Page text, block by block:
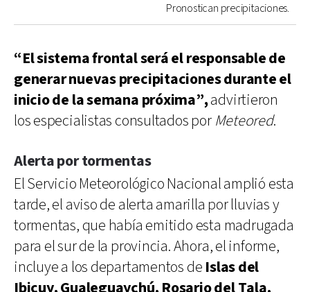
Pronostican precipitaciones.
“El sistema frontal será el responsable de
generar nuevas precipitaciones durante el
inicio de la semana próxima”,advirtieron
los especialistas consultados por Meteored.
Alerta por tormentas
El Servicio Meteorológico Nacional amplió esta
tarde, el aviso de alerta amarilla por lluvias y
tormentas, que había emitido esta madrugada
para el sur de la provincia. Ahora, el informe,
incluye a los departamentos de Islas del
Ibicuy, Gualeguaychú, Rosario del Tala,